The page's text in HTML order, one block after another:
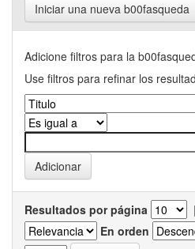
Iniciar una nueva b00fasqueda
Adicione filtros para la
Use filtros para refinar los
Resultados por página |
En orden